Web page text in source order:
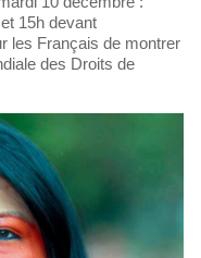
15h devant
les Français de montrer
des Droits de